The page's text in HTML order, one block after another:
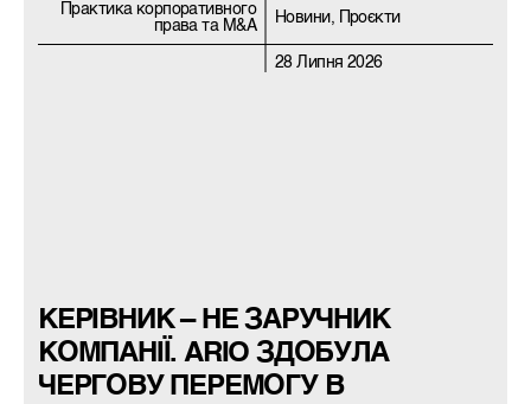
Практика корпоративного
права та M&A
Новини, Проєкти
28 Липня 2026
КЕРІВНИК – НЕ ЗАРУЧНИК
КОМПАНІЇ. ARIO ЗДОБУЛА
ЧЕРГОВУ ПЕРЕМОГУ В